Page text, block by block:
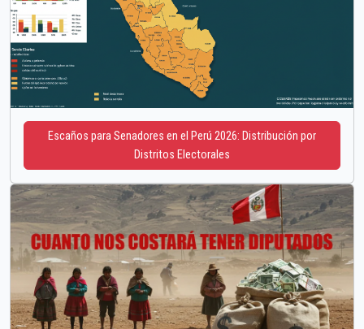
Escaños para Senadores en el Perú 2026: Distribución por
Distritos Electorales